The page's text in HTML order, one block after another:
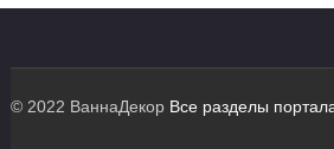
© 2022 ВаннаДекор Все разделы